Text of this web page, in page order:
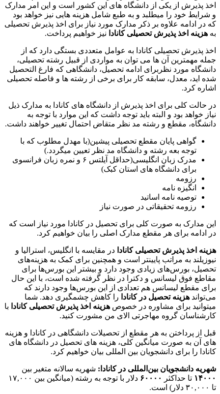
اخذ پذیرش از یکی از دانشگاه های این کشور است و این امر مدارک
و شرایط خود را میطلبد و به طبع شامل هزینه هایی نیز خواهد بود
که در ادامه علاوه بر ذکر مدارک مورد نیاز برای اخذ پذیرش تحصیلی
به هزینه اخذ پذیرش تحصیلی کانادا نیز خواهیم پرداخت.
اخذ پذیرش تحصیلی کانادا به عوامل متعددی بستگی دارد که از
جمله مهمترین آن ها می توان به مواردی از قبیل رشته تحصیلی،
دانشگاه مورد نظربرای ادامه تحصیل، دانشگاهی که فارغ التحصیل
شده اید، معدل، سابقه کار برای برخی از رشته ها و فاصله تحصیلی
اشاره کرد.
در حالت کلی برای اخذ پذیرش از دانشگاه های کانادا به مدارک ذیل
نیاز خواهد بود و البته باید توجه داشت که این موارد با توجه به
دانشگاه، مقطع و رشته مد نظر متقاض احتمال تغییر خواهند داشت.
گواهی پایان مقطع تحصیلی پیشین(با مهدل مطلوب که با
توجه بعه رشته و دانشگاه مد نظر تعیین میگردد.)
مدرک زبان انگلیسی(حداقل آیلتس ۶ و نمره زبان فرانسوی
برای دانشگاه های استان کبک)
رزومه
انگیزه نامه
توصیه نامه اساتید
رزومه تحقیقاتی در صورت نیاز
این مدارک به صورت کلی برای تحصیل در کانادا مورد نیاز است که
در ادامه برای هر مقطع مدارک اصلی را بیان خواهیم کرد.
هزینه اخذ پذیرش تحصیلی کانادا در مقایسه با انگلیس، استرالیا و
نیوزیلند به مراتب پایینتر است و همچنین برای کمک به هزینه‌های
تحصیل، بورس‌های زیادی وجود دارد و بیشتر این بورس‌ها برای
مقاطع فوق لیسانس و دکترا در نظر گرفته شده است، با این حال
برای مقطع لیسانس هم تعدادی از این بورس‌ها وجود دارند که
می‌تواند هزینه تحصیل در کانادا را کاهش چشمگیری دهد. شما
میتوانید برای مشاوره در خصوص هزینه اخذ پذیرش تحصیلی کانادا با
کارشناسان گروه مهاجرتی الای من مشورت کنید.
قبل از پرداختن به هر مقطع از تحصیلات دانشگاهی در کانادا و هزینه
های آن به صورت میانگین کلی، هزینه های تحصیل در دانشگاه های
کانادا را برای دانشجویان بین المللی بیان خواهیم کرد.
شهریه دانشجویان بین‌المللی در کانادا: شهریه سالانه متغیر بین
۱۴۰۰۰ تا حداکثر ۶۰۰۰۰
دلار با توجه به رشته (میانگین بین ۱۷,۰۰۰
تا ۳۰,۰۰۰ دلار) است.